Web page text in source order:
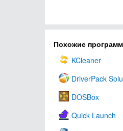
Похожие
KCleaner
DriverPack
DOSBox
Quick Launch